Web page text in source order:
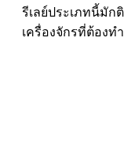
รีเลย์ประเภทนี้มั
เครื่องจักรที่ต้อง